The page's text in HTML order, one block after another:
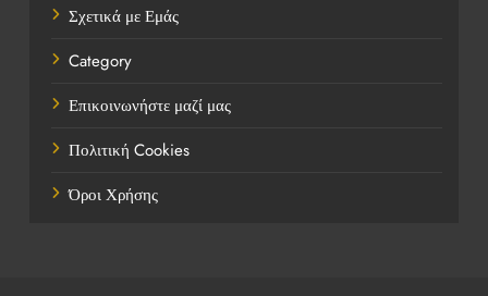
Υγεία
Ψυχαγωγία
Σχετικά με Εμάς
Category
Επικοινωνήστε μαζί μας
Πολιτική Cookies
Όροι Χρήσης